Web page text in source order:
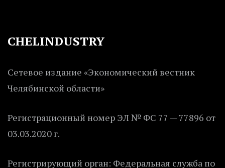
CHELINDUSTRY
Сетевое издание «Экономический вестник
Челябинской области»
Регистрационный номер ЭЛ № ФС 77 — 77896 от
03.03.2020 г.
Регистрирующий орган: Федеральная служба по